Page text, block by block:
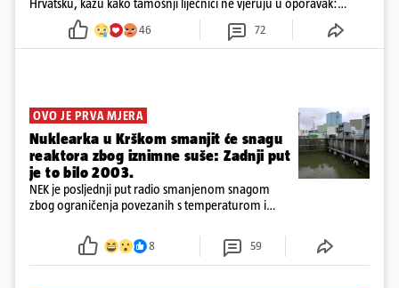
Hrvatsku, kažu kako tamošnji liječnici ne vjeruju u oporavak:
'Imamo 72 sata'
46 72
OVO JE PRVA MJERA
Nuklearka u Krškom smanjit će snagu
reaktora zbog iznimne suše: Zadnji put
je to bilo 2003.
NEK je posljednji put radio smanjenom snagom
zbog ograničenja povezanih s temperaturom i
smanjenje snage bilo potrebno više od 90 dana.
8 59